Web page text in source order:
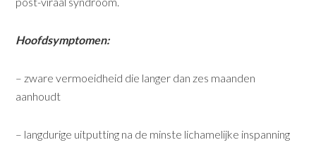
Hoofdsymptomen:
– zware vermoeidheid die langer dan zes maanden
aanhoudt
– langdurige uitputting na de minste lichamelijke inspanning